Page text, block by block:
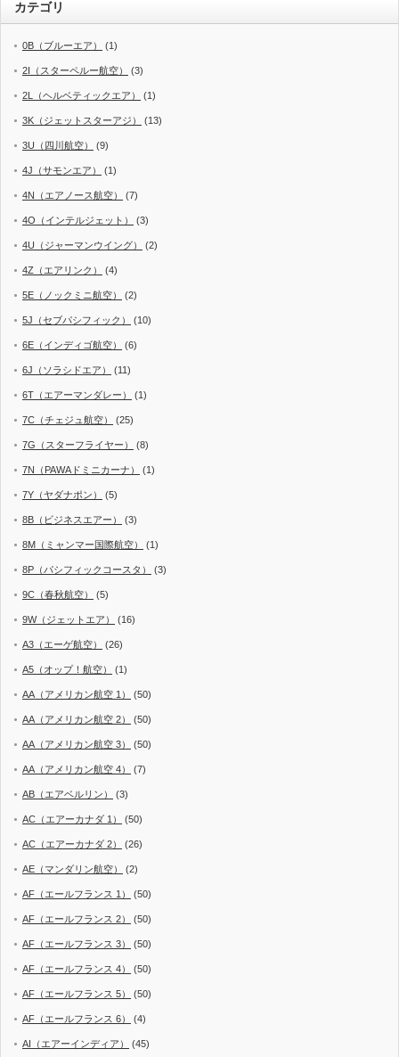
カテゴリ
0B（ブルーエア） (1)
2I（スターペルー航空） (3)
2L（ヘルベティックエア） (1)
3K（ジェットスターアジ） (13)
3U（四川航空） (9)
4J（サモンエア） (1)
4N（エアノース航空） (7)
4O（インテルジェット） (3)
4U（ジャーマンウイング） (2)
4Z（エアリンク） (4)
5E（ノックミニ航空） (2)
5J（セブパシフィック） (10)
6E（インディゴ航空） (6)
6J（ソラシドエア） (11)
6T（エアーマンダレー） (1)
7C（チェジュ航空） (25)
7G（スターフライヤー） (8)
7N（PAWAドミニカーナ） (1)
7Y（ヤダナポン） (5)
8B（ビジネスエアー） (3)
8M（ミャンマー国際航空） (1)
8P（パシフィックコースタ） (3)
9C（春秋航空） (5)
9W（ジェットエア） (16)
A3（エーゲ航空） (26)
A5（オップ！航空） (1)
AA（アメリカン航空 1） (50)
AA（アメリカン航空 2） (50)
AA（アメリカン航空 3） (50)
AA（アメリカン航空 4） (7)
AB（エアベルリン） (3)
AC（エアーカナダ 1） (50)
AC（エアーカナダ 2） (26)
AE（マンダリン航空） (2)
AF（エールフランス 1） (50)
AF（エールフランス 2） (50)
AF（エールフランス 3） (50)
AF（エールフランス 4） (50)
AF（エールフランス 5） (50)
AF（エールフランス 6） (4)
AI（エアーインディア） (45)